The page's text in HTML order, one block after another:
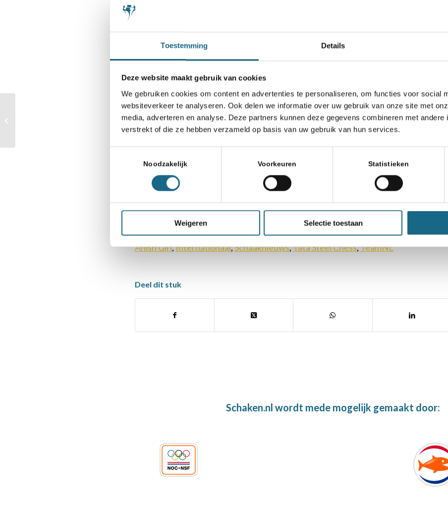
Toestemming Details
Deze website maakt gebruik van cookies
We gebruiken cookies om content en advertenties te personaliseren, om functies voor social
websiteverkeer te analyseren. Ook delen we informatie over uw gebruik van onze site met
media, adverteren en analyse. Deze partners kunnen deze gegevens combineren met andere
verstrekt of die ze hebben verzameld op basis van uw gebruik van hun services.
Noodzakelijk Voorkeuren Statistieken
Weigeren Selectie toestaan
Jeroen van den Berg: “We kijken terug op een geweldige
weer ruim twee weken lang het centrum van de wereldwijde
geregistreerde toeschouwers en zo’n 1.500 amateurspelers
wedstrijden en de goede sfeer in het dorp. En dat schaken
leeft zagen we terug in de overweldigende aandacht van de
volgend jaar!”
Categorie
Anish Giri,Internationaal,Schaaknieuws,Tata Steel Chess,TeamNL
Deel dit stuk
Schaken.nl wordt mede mogelijk gemaakt door: